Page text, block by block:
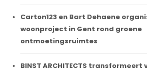
Carton123 en Bart Dehaene
woonproject in Gent rond groene
ontmoetingsruimtes
BINST ARCHITECTS